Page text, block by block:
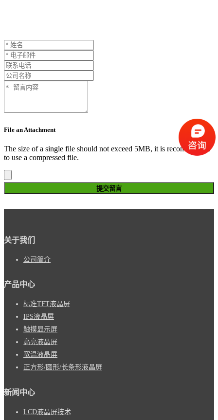
File an Attachment
The size of a single file should not exceed 5MB, it is recommended
to use a compressed file.
提交留言
关于我们
公司简介
产品中心
标准TFT液晶屏
IPS液晶屏
触摸显示屏
高亮液晶屏
宽温液晶屏
正方形/圆形/长条形液晶屏
新闻中心
LCD液晶屏技术